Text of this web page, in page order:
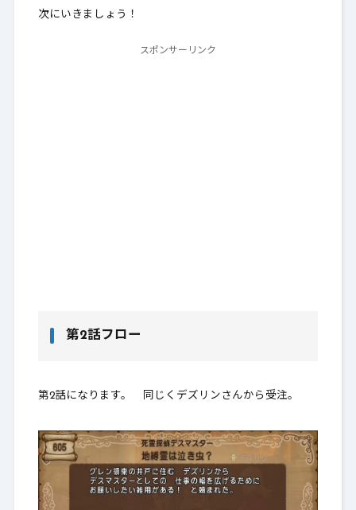
次にいきましょう！
スポンサーリンク
第2話フロー
第2話になります。 同じくデズリンさんから受注。